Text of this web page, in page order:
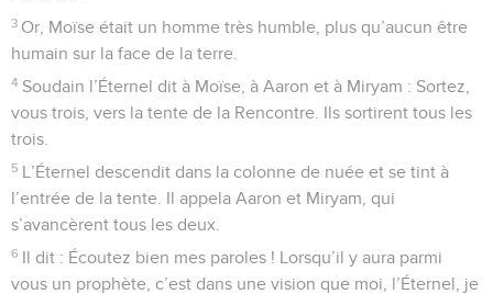
3 Or, Moïse était un homme très humble, plus qu’aucun être
humain sur la face de la terre.
4 Soudain l’Éternel dit à Moïse, à Aaron et à Miryam : Sortez,
vous trois, vers la tente de la Rencontre. Ils sortirent tous les
trois.
5 L’Éternel descendit dans la colonne de nuée et se tint à
l’entrée de la tente. Il appela Aaron et Miryam, qui
s’avancèrent tous les deux.
6 Il dit : Écoutez bien mes paroles ! Lorsqu’il y aura parmi
vous un prophète, c’est dans une vision que moi, l’Éternel, je